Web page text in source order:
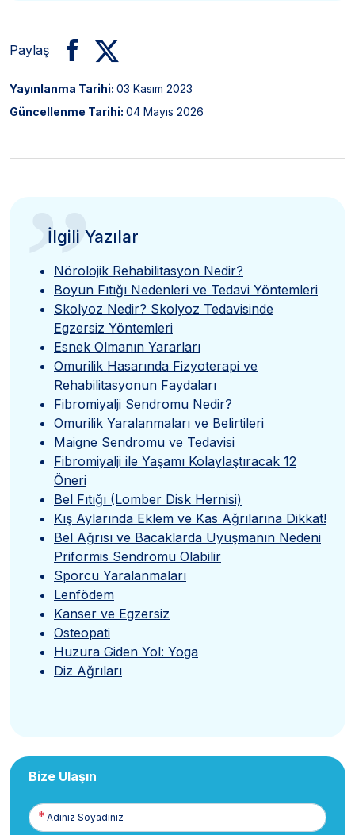
Paylaş
Yayınlanma Tarihi: 03 Kasım 2023
Güncellenme Tarihi: 04 Mayıs 2026
”
İlgili Yazılar
Nörolojik Rehabilitasyon Nedir?
Boyun Fıtığı Nedenleri ve Tedavi Yöntemleri
Skolyoz Nedir? Skolyoz Tedavisinde
Egzersiz Yöntemleri
Esnek Olmanın Yararları
Omurilik Hasarında Fizyoterapi ve
Rehabilitasyonun Faydaları
Fibromiyalji Sendromu Nedir?
Omurilik Yaralanmaları ve Belirtileri
Maigne Sendromu ve Tedavisi
Fibromiyalji ile Yaşamı Kolaylaştıracak 12
Öneri
Bel Fıtığı (Lomber Disk Hernisi)
Kış Aylarında Eklem ve Kas Ağrılarına Dikkat!
Bel Ağrısı ve Bacaklarda Uyuşmanın Nedeni
Priformis Sendromu Olabilir
Sporcu Yaralanmaları
Lenfödem
Kanser ve Egzersiz
Osteopati
Huzura Giden Yol: Yoga
Diz Ağrıları
Bize Ulaşın
Adınız
Soyadınız